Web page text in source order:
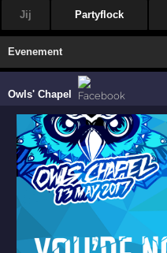
Jij Partyflock
Evenement
Owls' Chapel